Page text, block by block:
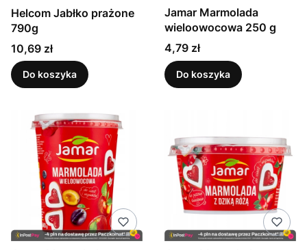
Helcom Jabłko prażone
790g
Cena
10,69 zł
Do koszyka
Jamar Marmolada
wieloowocowa 250 g
Cena
4,79 zł
Do koszyka